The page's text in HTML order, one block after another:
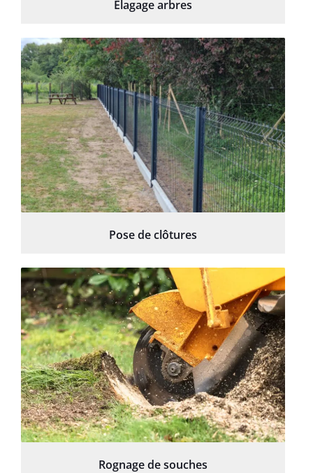
Élagage arbres
Pose de clôtures
Rognage de souches